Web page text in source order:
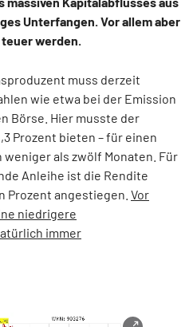
Unterfangen. Vor allem aber
werden.
muss derzeit
wie etwa bei der Emission
Börse. Hier musste der
Prozent bieten – für einen
als zwölf Monaten. Für
Anleihe ist die Rendite
Prozent angestiegen. Vor
niedrigere
immer